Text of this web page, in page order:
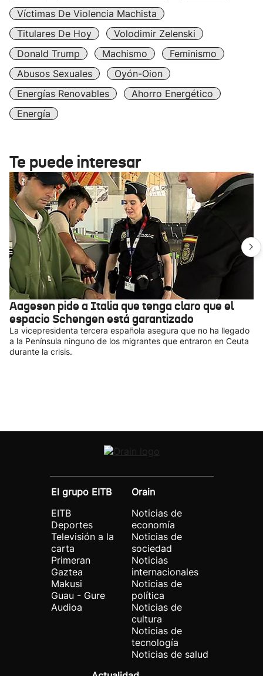
Víctimas De Violencia Machista
Titulares De Hoy
Volodimir Zelenski
Donald Trump
Machismo
Feminismo
Abusos Sexuales
Oyón-Oion
Energías Renovables
Ahorro Energético
Energía
Te puede interesar
Aagesen pide a Italia que tenga claro que el
espacio Schengen está garantizado
La vicepresidenta tercera española asegura que no ha llegado
a la Península ninguno de los migrantes que entraron en Ceuta
durante la crisis.
El grupo EITB
EITB
Deportes
Televisión a la
carta
Primeran
Gaztea
Makusi
Guau - Gure
Audioa
Orain
Noticias de
economía
Noticias de
sociedad
Noticias
internacionales
Noticias de
política
Noticias de
cultura
Noticias de
tecnología
Noticias de salud